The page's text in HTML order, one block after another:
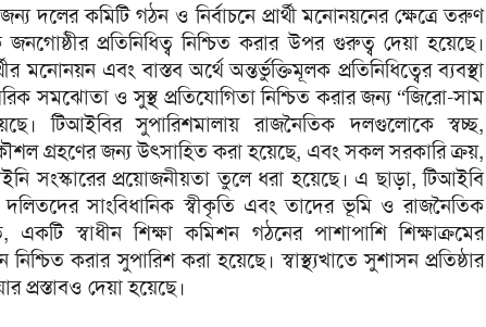
দলের কমিটি গঠন ও নির্বাচনে প্রার্থী মনোনয়নের ক্ষেত্রে তরুণ
প্রতিনিধিত্ব নিশ্চিত করার উপর গুরুত্ব দেয়া হয়েছে।
মনোনয়ন এবং বাস্তব অর্থে অন্তর্ভুক্তিমূলক প্রতিনিধিত্বের ব্যবস্থা
সমঝোতা ও সুস্থ প্রতিযোগিতা নিশ্চিত করার জন্য “জিরো-সাম
টিআইবির সুপারিশমালায় রাজনৈতিক দলগুলোকে স্বচ্ছ,
গ্রহণের জন্য উৎসাহিত করা হয়েছে, এবং সকল সরকারি ক্রয়,
সংস্কারের প্রয়োজনীয়তা তুলে ধরা হয়েছে। এ ছাড়া, টিআইবি
সাংবিধানিক স্বীকৃতি এবং তাদের ভূমি ও রাজনৈতিক
একটি স্বাধীন শিক্ষা কমিশন গঠনের পাশাপাশি শিক্ষাক্রমের
নিশ্চিত করার সুপারিশ করা হয়েছে। স্বাস্থ্যখাতে সুশাসন প্রতিষ্ঠার
প্রস্তাবও দেয়া হয়েছে।